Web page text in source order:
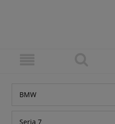
BMW
Seria 7